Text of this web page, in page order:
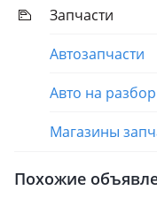
2015 - н.в. 3
Запчасти
Автозапчасти
Авто на разбор
Магазины
Похожие